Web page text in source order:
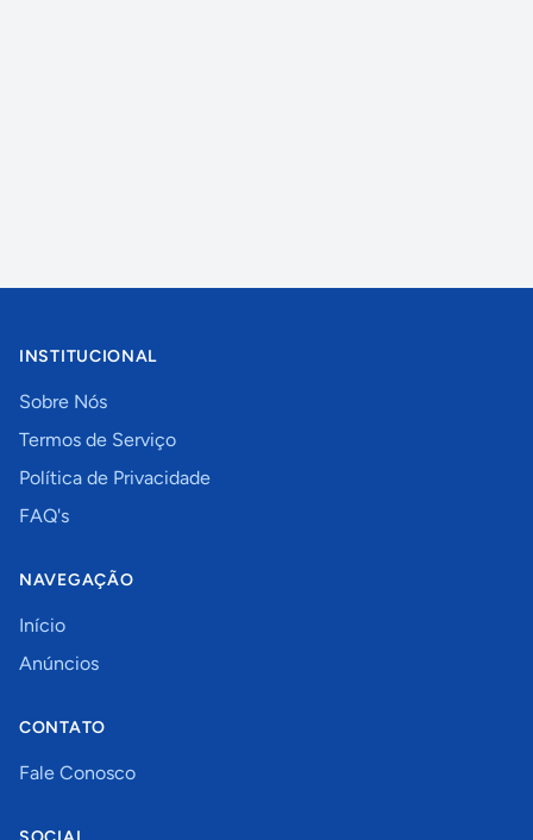
INSTITUCIONAL
Sobre Nós
Termos de Serviço
Política de Privacidade
FAQ's
NAVEGAÇÃO
Início
Anúncios
CONTATO
Fale Conosco